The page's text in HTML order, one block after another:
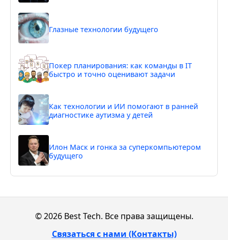
Глазные технологии будущего
Покер планирования: как команды в IT
быстро и точно оценивают задачи
Как технологии и ИИ помогают в ранней
диагностике аутизма у детей
Илон Маск и гонка за суперкомпьютером
будущего
© 2026 Best Tech. Все права защищены.
Связаться с нами (Контакты)